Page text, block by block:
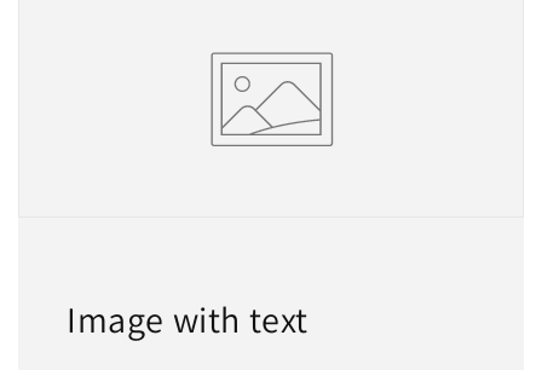
Image with text